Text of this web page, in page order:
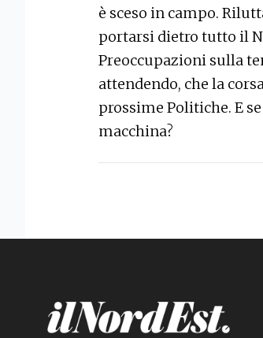
è sceso in campo.
portarsi dietro tutto il
Preoccupazioni sulla
attendendo, che la
prossime Politiche. E
macchina?